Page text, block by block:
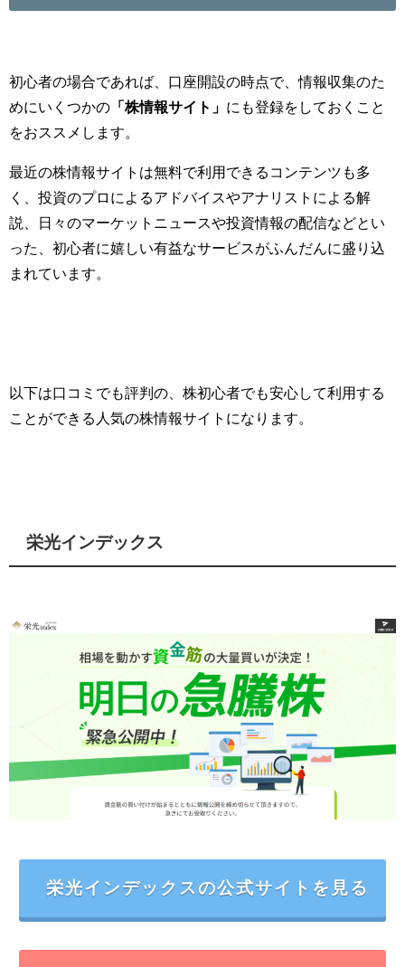
初心者の場合であれば、口座開設の時点で、情報収集のた
めにいくつかの 「株情報サイト」 にも登録をしておくこと
をおススメします。
最近の株情報サイトは無料で利用できるコンテンツも多
く、投資のプロによるアドバイスやアナリストによる解
説、日々のマーケットニュースや投資情報の配信などとい
った、初心者に嬉しい有益なサービスがふんだんに盛り込
まれています。
以下は口コミでも評判の、株初心者でも安心して利用する
ことができる人気の株情報サイトになります。
栄光インデックス
栄光インデックスの公式サイトを見る